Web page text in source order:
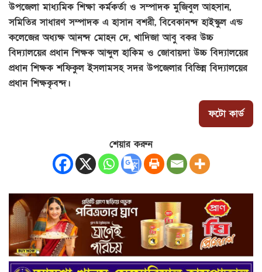
উপজেলা মাধ্যমিক শিক্ষা কর্মকর্তা ও সম্পাদক মুজিবুল আহসান,
সমিতির সাধারণ সম্পাদক এ হাসান বশরী, বিবেকানন্দ হাইস্কুল এন্ড
কলেজের অধ্যক্ষ আনন্দ মোহন দে, খাদিজা আবু বকর উচ্চ
বিদ্যালয়ের প্রধান শিক্ষক আব্দুল হাকিম ও জোবায়দা উচ্চ বিদ্যালয়ের
প্রধান শিক্ষক শফিকুল ইসলামসহ সদর উপজেলার বিভিন্ন বিদ্যালয়ের
প্রধান শিক্ষকৃবন্দ।
ফটো কার্ড
শেয়ার করুন